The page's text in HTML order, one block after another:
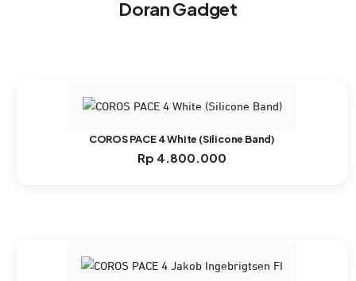
Doran Gadget
COROS PACE 4 White (Silicone Band)
Rp 4.800.000